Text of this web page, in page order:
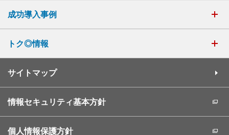
成功導入事例
トク◎情報
サイトマップ
情報セキュリティ基本方針
個人情報保護方針